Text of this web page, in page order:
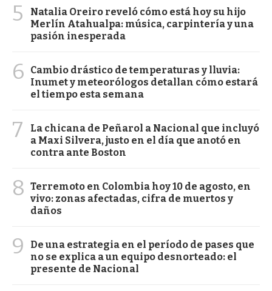
5
Natalia Oreiro reveló cómo está hoy su hijo
Merlín Atahualpa: música, carpintería y una
pasión inesperada
6
Cambio drástico de temperaturas y lluvia:
Inumet y meteorólogos detallan cómo estará
el tiempo esta semana
7
La chicana de Peñarol a Nacional que incluyó
a Maxi Silvera, justo en el día que anotó en
contra ante Boston
8 Terremoto en Colombia hoy 10 de agosto, en
vivo: zonas afectadas, cifra de muertos y
daños
9
De una estrategia en el período de pases que
no se explica a un equipo desnorteado: el
presente de Nacional